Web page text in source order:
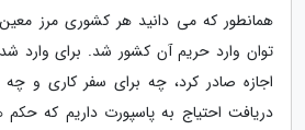
همانطور که می دانید هر کشوری مرز
توان وارد حریم آن کشور شد. برای وارد
اجازه صادر کرد، چه برای سفر کاری و چه
دریافت احتیاج به پاسپورت داریم که